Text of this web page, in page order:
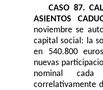
CASO 87.
ASIENTOS
noviembre se
capital social: la
en 540.800
nuevas
nominal
correlativamente